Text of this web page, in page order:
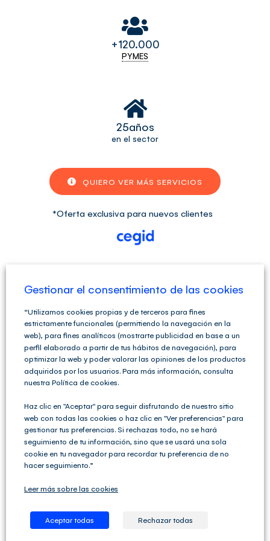
+120.000
PYMES
25años
en el sector
QUIERO VER MÁS SERVICIOS
*Oferta exclusiva para nuevos clientes
Característicasde
nuestro Software
Contable
Funcionalidad
Contabilidad para sociedades
información.
dígitos.
Plan general contable para fundaciones y
cooperativas.
Gestionar el consentimiento de las cookies
“Utilizamos cookies propias y de terceros para fines
estrictamente funcionales (permitiendo la navegación en la
web), para fines analíticos (mostrarte publicidad en base a un
perfil elaborado a partir de tus hábitos de navegación), para
optimizar la web y poder valorar las opiniones de los productos
adquiridos por los usuarios. Para más información, consulta
nuestra Política de cookies.
Haz clic en "Aceptar" para seguir disfrutando de nuestro sitio
web con todas las cookies o haz clic en "Ver preferencias" para
gestionar tus preferencias. Si rechazas todo, no se hará
seguimiento de tu información, sino que se usará una sola
cookie en tu navegador para recordar tu preferencia de no
hacer seguimiento.”
Leer más sobre las cookies
Aceptar todas Rechazar todas